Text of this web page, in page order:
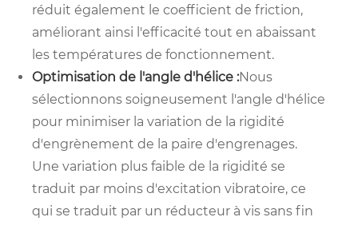
réduit également le coefficient de friction,
améliorant ainsi l'efficacité tout en abaissant
les températures de fonctionnement.
Optimisation de l'angle d'hélice :Nous
sélectionnons soigneusement l'angle d'hélice
pour minimiser la variation de la rigidité
d'engrènement de la paire d'engrenages.
Une variation plus faible de la rigidité se
traduit par moins d'excitation vibratoire, ce
qui se traduit par un réducteur à vis sans fin